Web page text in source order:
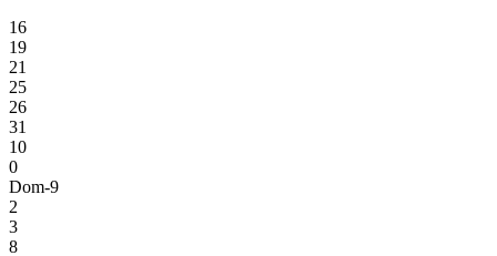
16
19
21
25
26
31
10
0
Dom-9
2
3
8